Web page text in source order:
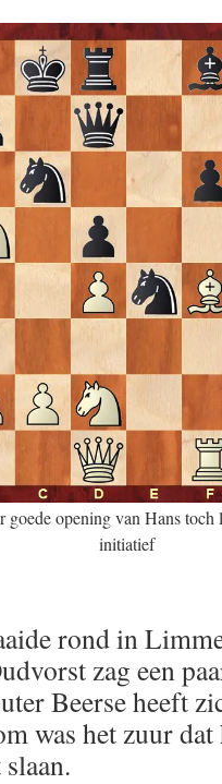
goede opening van Hans toch
initiatief
rond in
zag een
Beerse heeft
was het zuur